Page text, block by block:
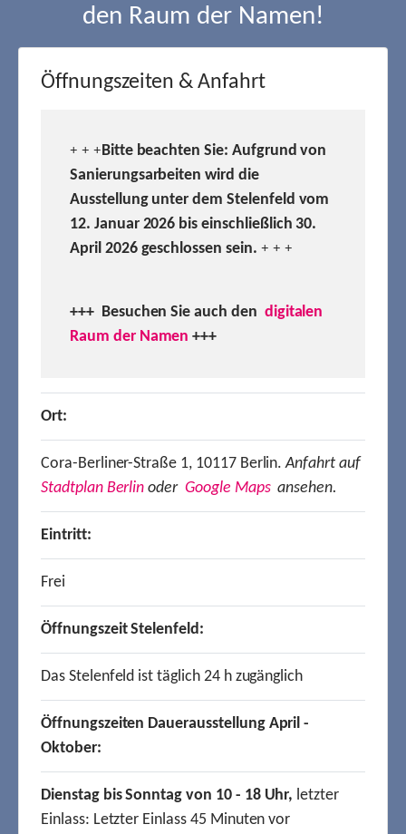
den Raum der Namen!
Öffnungszeiten & Anfahrt
+ + +Bitte beachten Sie: Aufgrund von
Sanierungsarbeiten wird die
Ausstellung unter dem Stelenfeld vom
12. Januar 2026 bis einschließlich 30.
April 2026 geschlossen sein. + + +
+++ Besuchen Sie auch den digitalen
Raum der Namen +++
Ort:
Cora-Berliner-Straße 1, 10117 Berlin.Anfahrt auf
Stadtplan Berlin oder Google Mapsansehen.
Eintritt:
Frei
Öffnungszeit Stelenfeld:
Das Stelenfeld ist täglich 24 h zugänglich
Öffnungszeiten Dauerausstellung April -
Oktober:
Dienstag bis Sonntag von 10 - 18 Uhr, letzter
Einlass: Letzter Einlass 45 Minuten vor